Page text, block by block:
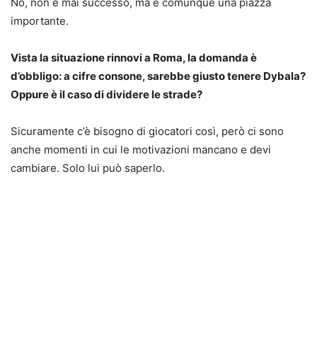
importante.
Vista la situazione rinnovi a Roma, la domanda è
d’obbligo: a cifre consone, sarebbe giusto tenere Dybala?
Oppure è il caso di dividere le strade?
Sicuramente c’è bisogno di giocatori così, però ci sono
anche momenti in cui le motivazioni mancano e devi
cambiare. Solo lui può saperlo.